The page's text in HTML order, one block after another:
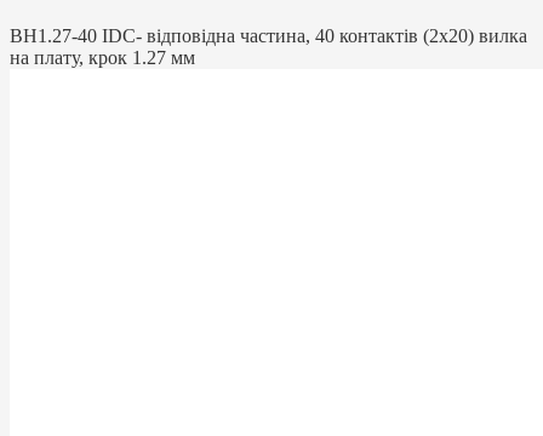
BH1.27-40 IDC- відповідна частина, 40 контактів (2х20) вилка
на плату, крок 1.27 мм